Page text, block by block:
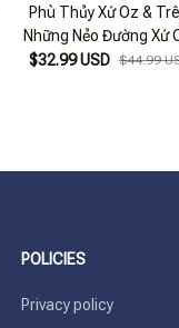
Phù Thủy Xứ Oz &
Những Nẻo Đường Xứ
$32.99 USD $44.99
POLICIES
Privacy policy